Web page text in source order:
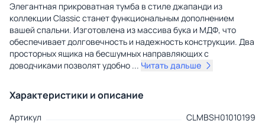
Элегантная прикроватная тумба в стиле джапанди из
коллекции Classic станет функциональным дополнением
вашей спальни. Изготовлена из массива бука и МДФ, что
обеспечивает долговечность и надежность конструкции. Два
просторных ящика на бесшумных направляющих с
доводчиками позволят удобно ... Читать дальше
Характеристики и описание
Артикул
CLMBSH01010199